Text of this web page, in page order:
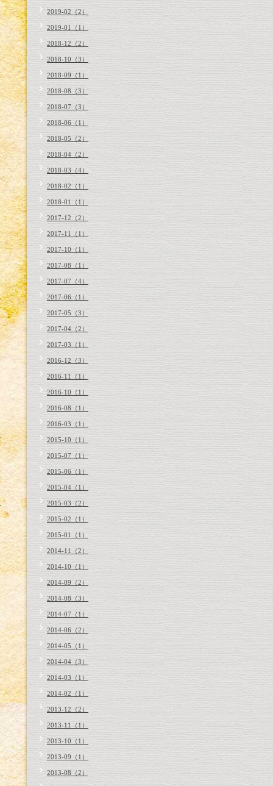
2019-02（2）
2019-01（1）
2018-12（2）
2018-10（3）
2018-09（1）
2018-08（3）
2018-07（3）
2018-06（1）
2018-05（2）
2018-04（2）
2018-03（4）
2018-02（1）
2018-01（1）
2017-12（2）
2017-11（1）
2017-10（1）
2017-08（1）
2017-07（4）
2017-06（1）
2017-05（3）
2017-04（2）
2017-03（1）
2016-12（3）
2016-11（1）
2016-10（1）
2016-08（1）
2016-03（1）
2015-10（1）
2015-07（1）
2015-06（1）
2015-04（1）
2015-03（2）
2015-02（1）
2015-01（1）
2014-11（2）
2014-10（1）
2014-09（2）
2014-08（3）
2014-07（1）
2014-06（2）
2014-05（1）
2014-04（3）
2014-03（1）
2014-02（1）
2013-12（2）
2013-11（1）
2013-10（1）
2013-09（1）
2013-08（2）